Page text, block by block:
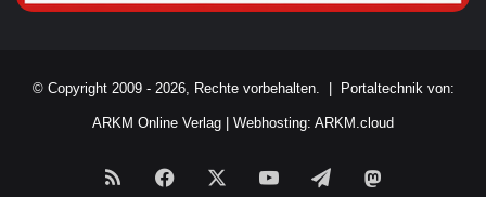
© Copyright 2009 - 2026, Rechte vorbehalten. | Portaltechnik von:
ARKM Online Verlag Webhosting: ARKM.cloud
RSS Facebook YouTubeTelegram